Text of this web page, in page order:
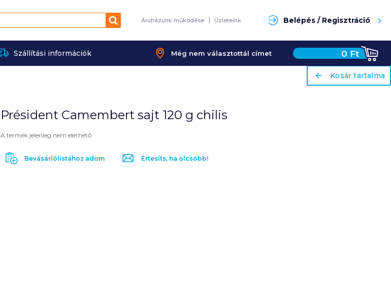
Keresés Áruházunk működése Üzleteink Belépés / Regisztráció
Szállítási információk Még nem választottál címet 0 Ft
ariaLabel
Kosár tartalma
Président Camembert sajt 120 g chilis
A termék jelenleg nem elérhető
Bevásárlólistához adom Értesíts, ha olcsóbb!